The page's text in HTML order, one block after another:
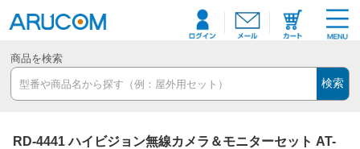
商品を検索
検索
RD-4441 ハイビジョン無線カメラ＆モニターセット AT-